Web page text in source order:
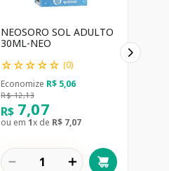
NEOSORO SOL ADULTO
30ML-NEO
☆☆☆☆☆ (0)
Economize R$ 5,06
R$ 12,13
R$ 7,07
ou em 1x de R$ 7,07
＋
－